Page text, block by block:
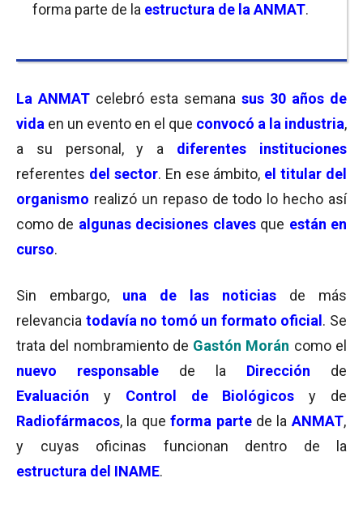
forma parte de la estructura de la ANMAT.
La ANMAT celebró esta semana sus 30 años de
vida en un evento en el que convocó a la industria,
a su personal, y a diferentes instituciones
referentes del sector. En ese ámbito, el titular del
organismo realizó un repaso de todo lo hecho así
como de algunas decisiones claves que están en
curso.
Sin embargo, una de las noticias de más
relevancia todavía no tomó un formato oficial . Se
trata del nombramiento de Gastón Morán como el
nuevo responsable
de la Dirección de
Evaluación
yControl de Biológicosy de
Radiofármacos, la queforma parte de la ANMAT,
y cuyas oficinas funcionan dentro de la
estructura del INAME.